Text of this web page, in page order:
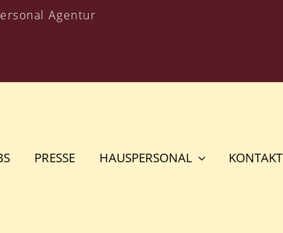
Agentur
PRESSE HAUSPERSONAL KONTAKT